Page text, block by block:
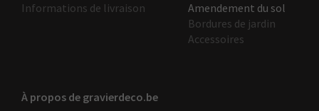
Informations de livraison
Amendement du sol
Bordures de jardin
Accessoires
À propos de gravierdeco.be